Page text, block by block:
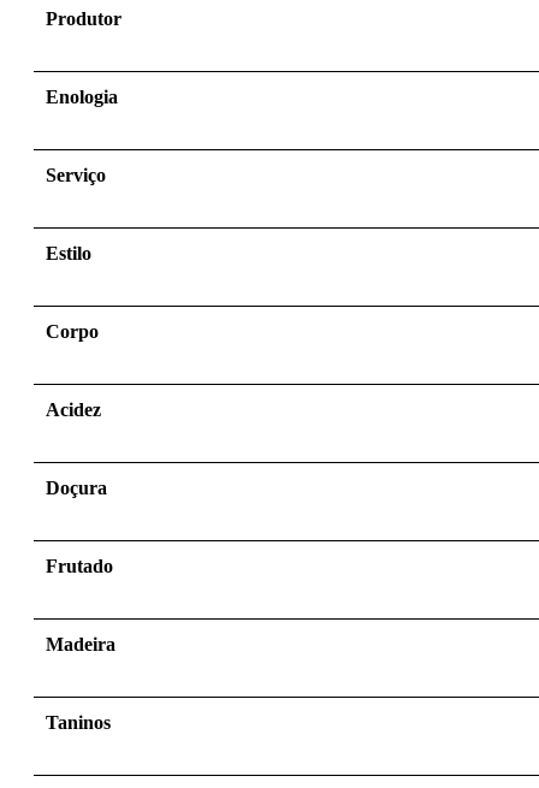
Produtor
Enologia
Serviço
Estilo
Corpo
Acidez
Doçura
Frutado
Madeira
Taninos